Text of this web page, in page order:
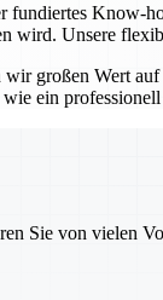
fundiertes Know-
wird. Unsere
großen Wert
ein
Sie von vielen